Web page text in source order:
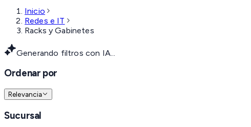
Inicio
Redes e IT
Racks y Gabinetes
Generando filtros con IA...
Ordenar por
Relevancia
Sucursal